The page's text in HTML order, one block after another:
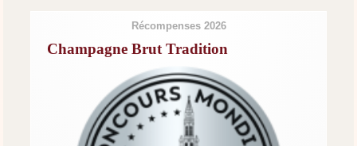
Récompenses 2026
Champagne Brut Tradition